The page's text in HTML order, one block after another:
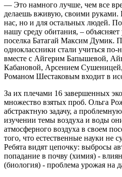
— Это намного лучше, чем все
делаешь вживую, своими руками.
нас, но и для остальных людей.
нашу среду обитания, –
поселка Батагай Максим Думик.
одноклассники стали учиться
вместе с Айгерим Бапышевой,
Кабановой, Арсением
Романом Шестаковым входит в
За их плечами 16 завершенных
множество взятых проб. Ольга
абстрактную задачу, а
изучении темы воздуха и воды
атмосферного воздуха в своем
того, что естественные науки не
Ребята видят цепочку: выбросы
попадание в почву (химия) -
(биология) - проблема урожая на